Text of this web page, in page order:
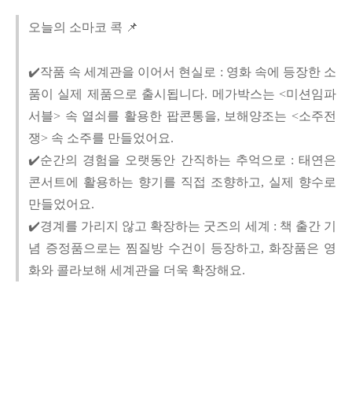
오늘의 소마코 콕 📌
✔️작품 속 세계관을 이어서 현실로 : 영화 속에 등장한 소
품이 실제 제품으로 출시됩니다. 메가박스는 <미션임파
서블> 속 열쇠를 활용한 팝콘통을, 보해양조는 <소주전
쟁> 속 소주를 만들었어요.
✔️순간의 경험을 오랫동안 간직하는 추억으로 : 태연은
콘서트에 활용하는 향기를 직접 조향하고, 실제 향수로
만들었어요.
✔️경계를 가리지 않고 확장하는 굿즈의 세계 : 책 출간 기
념 증정품으로는 찜질방 수건이 등장하고, 화장품은 영
화와 콜라보해 세계관을 더욱 확장해요.